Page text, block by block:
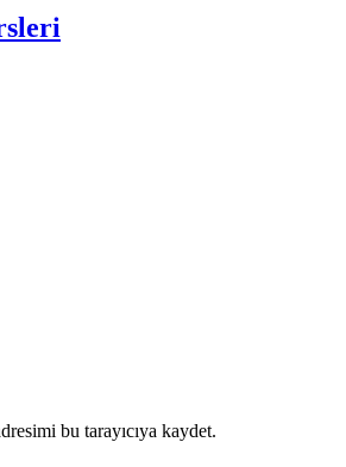
bu tarayıcıya kaydet.